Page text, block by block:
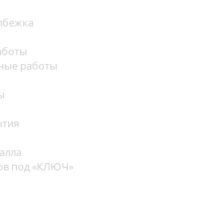
работы
под «КЛЮЧ»